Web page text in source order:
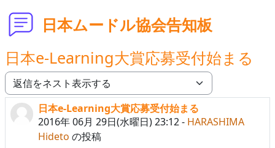
日本ムードル協会告知板
日本e-Learning大賞応募受付始まる
表示モード
日本e-Learning大賞応募受付始まる
2016年 06月 29日(水曜日) 23:12- HARASHIMA
Hideto の投稿
返信数: 0